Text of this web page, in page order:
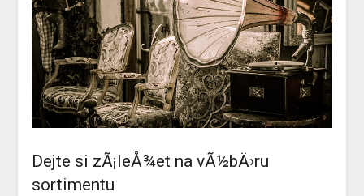
Dejte si zÃ¡leÅ¾et na vÃ½bÄ›ru
sortimentu